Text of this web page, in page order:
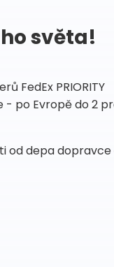
světa!
FedEx PRIORITY
- po Evropě do 2
od depa